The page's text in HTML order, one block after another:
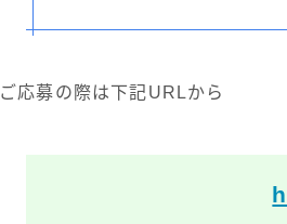
ご応募の際は下記URLから